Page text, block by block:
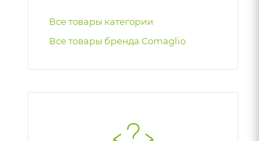
Все товары категории
Все товары бренда Comaglio